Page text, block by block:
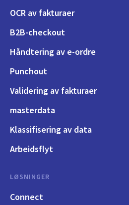
OCR av fakturaer
B2B-checkout
Håndtering av e-ordre
Punchout
Validering av fakturaer
masterdata
Klassifisering av data
Arbeidsflyt
LØSNINGER
Connect